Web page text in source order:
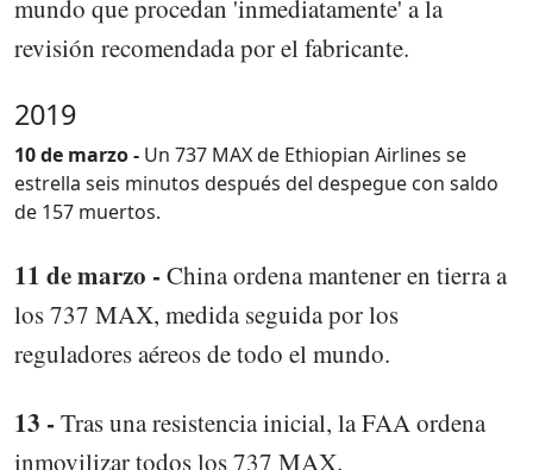
mundo que procedan 'inmediatamente' a la
revisión recomendada por el fabricante.
2019
10 de marzo - Un 737 MAX de Ethiopian Airlines se
estrella seis minutos después del despegue con saldo
de 157 muertos.
11 de marzo - China ordena mantener en tierra a
los 737 MAX, medida seguida por los
reguladores aéreos de todo el mundo.
13 - Tras una resistencia inicial, la FAA ordena
inmovilizar todos los 737 MAX.